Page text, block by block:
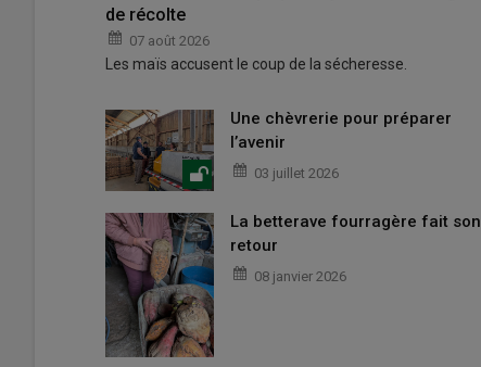
de récolte
07 août 2026
Les maïs accusent le coup de la sécheresse.
Une chèvrerie pour préparer
l’avenir
03 juillet 2026
La betterave fourragère fait son
retour
08 janvier 2026